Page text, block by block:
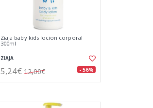
Ziaja baby kids locion corporal
300ml
ZIAJA
5,24€ 12,00€ - 56%